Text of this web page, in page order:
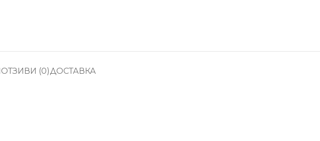
ОТЗИВИ (0)ДОСТАВКА